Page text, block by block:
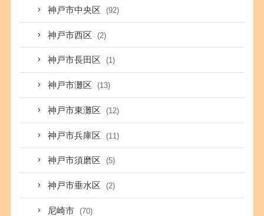
神戸市中央区 (92)
神戸市西区 (2)
神戸市長田区 (1)
神戸市灘区 (13)
神戸市東灘区 (12)
神戸市兵庫区 (11)
神戸市須磨区 (5)
神戸市垂水区 (2)
尼崎市 (70)